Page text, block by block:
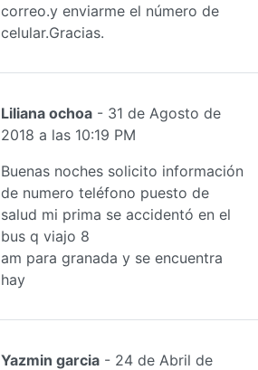
correo.y enviarme el número de
celular.Gracias.
Liliana ochoa - 31 de Agosto de
2018 a las 10:19 PM
Buenas noches solicito información
de numero teléfono puesto de
salud mi prima se accidentó en el
bus q viajo 8
am para granada y se encuentra
hay
Yazmin garcia - 24 de Abril de